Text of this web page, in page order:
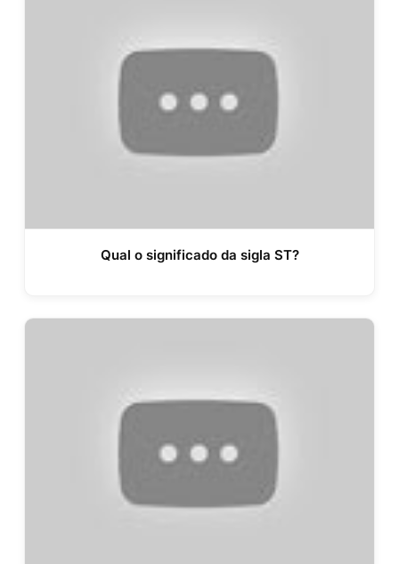
Qual o significado da sigla ST?